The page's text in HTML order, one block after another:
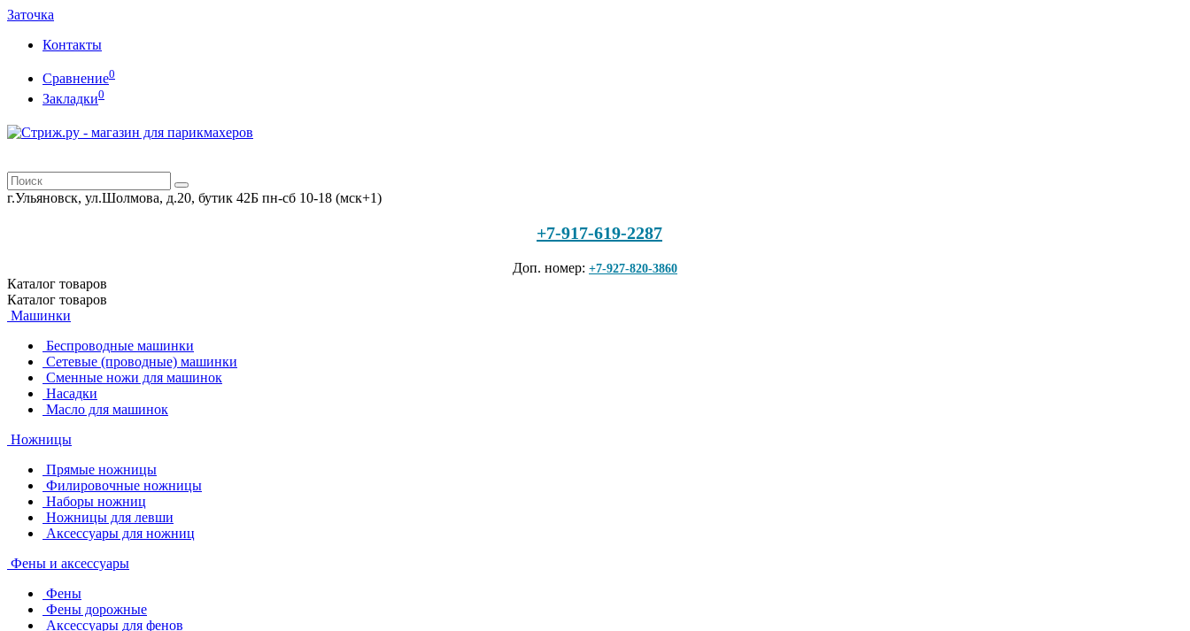
Заточка
Контакты
Сравнение0
Закладки0
г.Ульяновск, ул.Шолмова, д.20, бутик 42Б пн-сб 10-18 (мск+1)
+7-917-619-2287
Доп. номер: +7-927-820-3860
Каталог товаров
Каталог товаров
Машинки
Беспроводные машинки
Сетевые (проводные) машинки
Сменные ножи для машинок
Насадки
Масло для машинок
Ножницы
Прямые ножницы
Филировочные ножницы
Наборы ножниц
Ножницы для левши
Аксессуары для ножниц
Фены и аксессуары
Фены
Фены дорожные
Аксессуары для фенов